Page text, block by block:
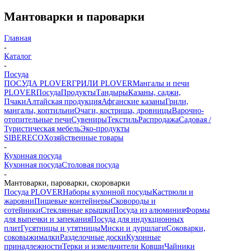
Мантоварки и пароварки
Главная
-
Каталог
-
Посуда
ПОСУДА PLOVERГРИЛИ PLOVERМангалы и печи
PLOVERПосудаПродуктыТандырыКазаны, саджи,
ПчакиАлтайская продукцияАфганские казаныГрили,
мангалы, коптильниОчаги, кострища, дровницыВарочно-
отопительные печиСувенирыТекстильРаспродажаСадовая /
Туристическая мебельЭко-продукты
SIBERECOХозяйственные товары
-
Кухонная посуда
Кухонная посудаСтоловая посуда
-
Мантоварки, пароварки, скороварки
Посуда PLOVERНаборы кухонной посудыКастрюли и
жаровниПищевые контейнерыСковороды и
сотейникиСтеклянные крышкиПосуда из алюминияФормы
для выпечки и запеканияПосуда для индукционных
плитГусятницы и утятницыМиски и дуршлагиСоковарки,
соковыжималкиРазделочные доскиКухонные
принадлежностиТерки и измельчители КовшиЧайники